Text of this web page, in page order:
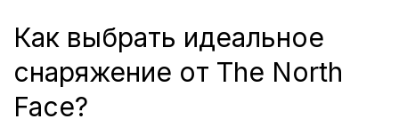
Как выбрать идеальное
снаряжение от The North
Face?